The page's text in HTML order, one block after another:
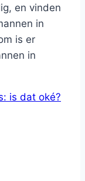
en vinden
in
is er
in
is dat oké?